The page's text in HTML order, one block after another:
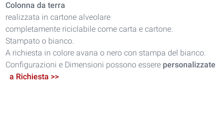
Colonna da terra
realizzata in cartone alveolare
completamente riciclabile come carta e cartone.
Stampato o bianco.
A richiesta in colore avana o nero con stampa del bianco.
Configurazioni e Dimensioni possono essere personalizzate
a Richiesta >>